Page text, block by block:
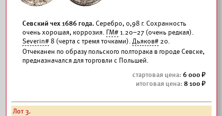
Севский чех 1686 года. Серебро, 0,98 г. Сохранность
очень хорошая, коррозия. ГМ# 1.20–27 (очень редкая).
Severin# 8 (черта с тремя точками). Дьяков# 20.
Отчеканен по образу польского полторака в городе Севске,
предназначался для торговли с Польшей.
6 000
8 100
Лот 3.